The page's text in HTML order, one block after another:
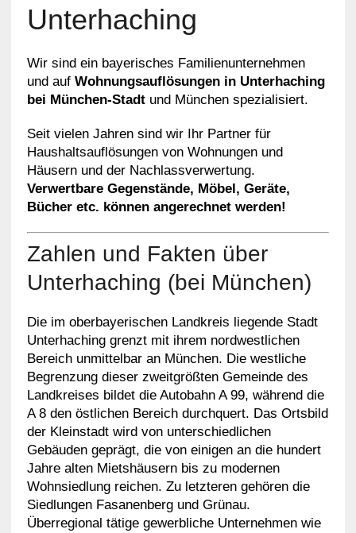
Unterhaching
Wir sind ein bayerisches Familienunternehmen
und auf Wohnungsauflösungen in Unterhaching
bei München-Stadtund München spezialisiert.
Seit vielen Jahren sind wir Ihr Partner für
Haushaltsauflösungen von Wohnungen und
Häusern und der Nachlassverwertung.
Verwertbare Gegenstände, Möbel, Geräte,
Bücher etc. können angerechnet werden!
Zahlen und Fakten über
Unterhaching (bei München)
Die im oberbayerischen Landkreis liegende Stadt
Unterhaching grenzt mit ihrem nordwestlichen
Bereich unmittelbar an München. Die westliche
Begrenzung dieser zweitgrößten Gemeinde des
Landkreises bildet die Autobahn A 99, während die
A 8 den östlichen Bereich durchquert. Das Ortsbild
der Kleinstadt wird von unterschiedlichen
Gebäuden geprägt, die von einigen an die hundert
Jahre alten Mietshäusern bis zu modernen
Wohnsiedlung reichen. Zu letzteren gehören die
Siedlungen Fasanenberg und Grünau.
Überregional tätige gewerbliche Unternehmen wie